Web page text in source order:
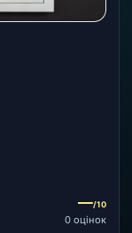
—/10
0 оцінок